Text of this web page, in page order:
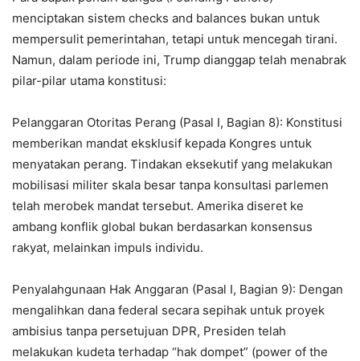
menciptakan sistem checks and balances bukan untuk
mempersulit pemerintahan, tetapi untuk mencegah tirani.
Namun, dalam periode ini, Trump dianggap telah menabrak
pilar-pilar utama konstitusi:
Pelanggaran Otoritas Perang (Pasal I, Bagian 8): Konstitusi
memberikan mandat eksklusif kepada Kongres untuk
menyatakan perang. Tindakan eksekutif yang melakukan
mobilisasi militer skala besar tanpa konsultasi parlemen
telah merobek mandat tersebut. Amerika diseret ke
ambang konflik global bukan berdasarkan konsensus
rakyat, melainkan impuls individu.
Penyalahgunaan Hak Anggaran (Pasal I, Bagian 9): Dengan
mengalihkan dana federal secara sepihak untuk proyek
ambisius tanpa persetujuan DPR, Presiden telah
melakukan kudeta terhadap “hak dompet” (power of the